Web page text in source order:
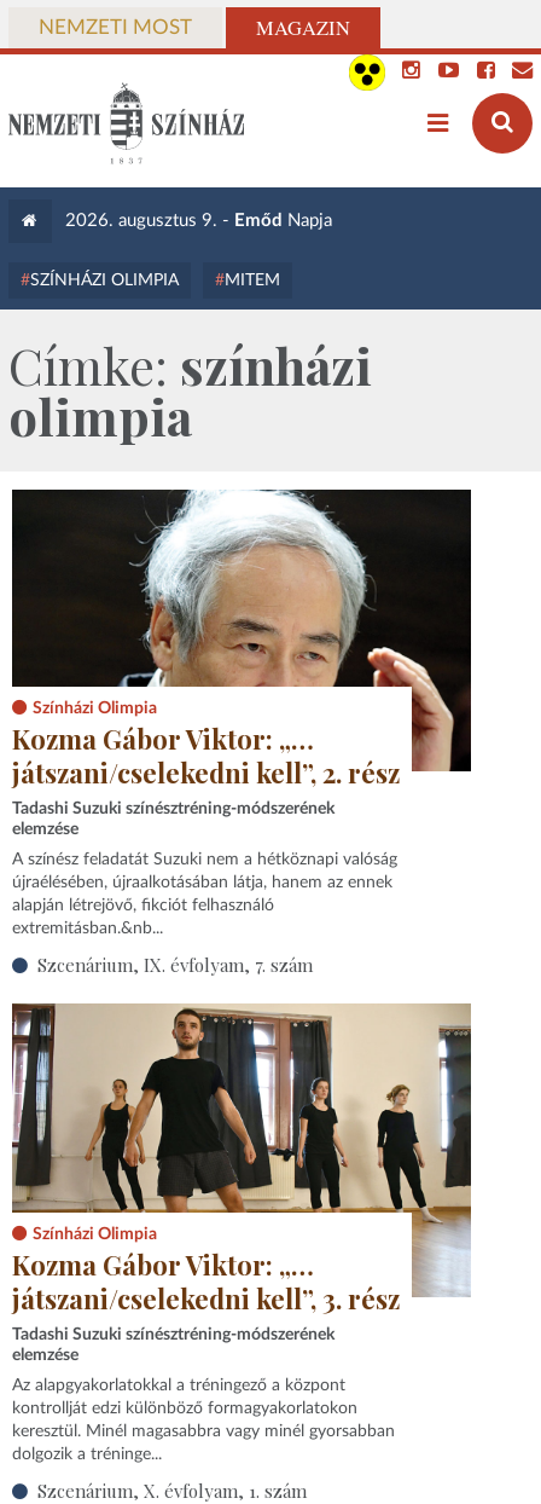
NEMZETI MOST MAGAZIN
2026. augusztus 9. - Emőd Napja
SZÍNHÁZI OLIMPIA MITEM
Címke: színházi
olimpia
Színházi Olimpia
Kozma Gábor Viktor: „…
játszani/cselekedni kell”, 2. rész
Tadashi Suzuki színésztréning-módszerének
elemzése
A színész feladatát Suzuki nem a hétköznapi valóság
újraélésében, újraalkotásában látja, hanem az ennek
alapján létrejövő, fikciót felhasználó
extremitásban.&nb...
Szcenárium, IX. évfolyam, 7. szám
Színházi Olimpia
Kozma Gábor Viktor: „…
játszani/cselekedni kell”, 3. rész
Tadashi Suzuki színésztréning-módszerének
elemzése
Az alapgyakorlatokkal a tréningező a központ
kontrollját edzi különböző formagyakorlatokon
keresztül. Minél magasabbra vagy minél gyorsabban
dolgozik a tréninge...
Szcenárium, X. évfolyam, 1. szám